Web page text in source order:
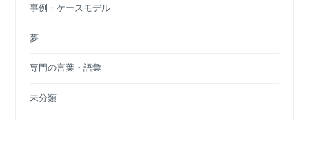
事例・ケースモデル
夢
専門の言葉・語彙
未分類